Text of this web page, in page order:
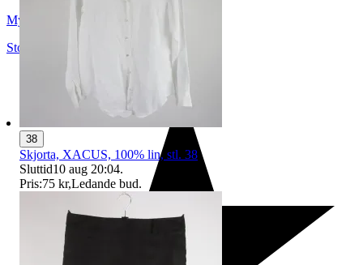
Myrorna
Stockholm
38
Skjorta, XACUS, 100% lin, stl. 38
Sluttid10 aug 20:04.
Pris:75 kr,Ledande bud.